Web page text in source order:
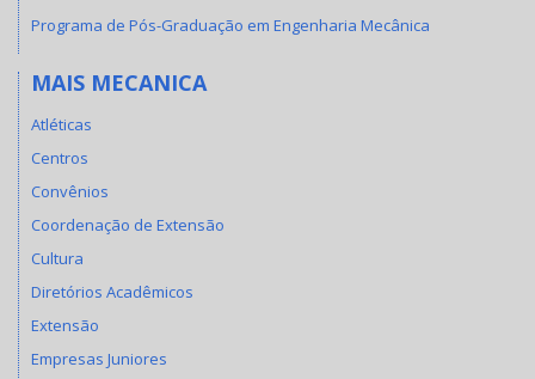
Programa de Pós-Graduação em Engenharia Mecânica
MAIS MECANICA
Atléticas
Centros
Convênios
Coordenação de Extensão
Cultura
Diretórios Acadêmicos
Extensão
Empresas Juniores